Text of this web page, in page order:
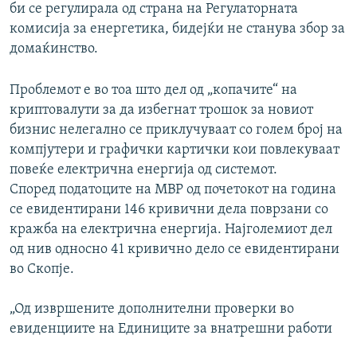
би се регулирала од страна на Регулаторната
комисија за енергетика, бидејќи не станува збор за
домаќинство.
Проблемот е во тоа што дел од „копачите“ на
криптовалути за да избегнат трошок за новиот
бизнис нелегално се приклучуваат со голем број на
компјутери и графички картички кои повлекуваат
повеќе електрична енергија од системот.
Според податоците на МВР од почетокот на година
се евидентирани 146 кривични дела поврзани со
кражба на електрична енергија. Најголемиот дел
од нив односно 41 кривично дело се евидентирани
во Скопје.
„Од извршените дополнителни проверки во
евиденциите на Единиците за внатрешни работи